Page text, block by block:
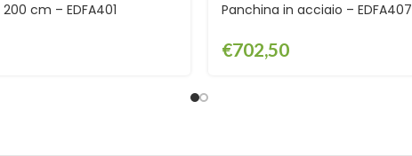
cm – EDFA401 Panchina in acciaio – EDFA407
€702,50